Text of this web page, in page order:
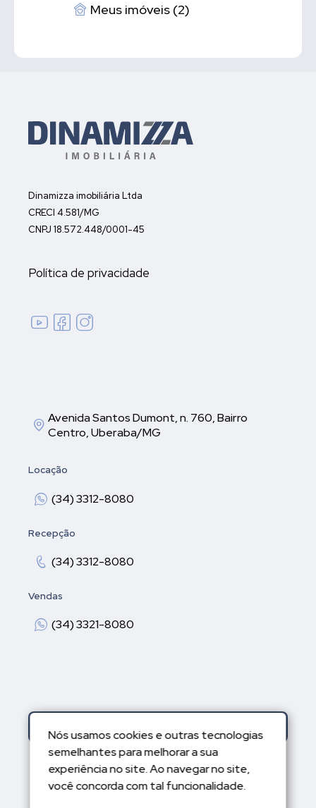
Meus imóveis (2)
Dinamizza imobiliária Ltda
CRECI 4.581/MG
CNPJ 18.572.448/0001-45
Política de privacidade
Avenida Santos Dumont, n. 760, Bairro
Centro, Uberaba/MG
Locação
(34) 3312-8080
Recepção
(34) 3312-8080
Vendas
(34) 3321-8080
Um projeto
Nós usamos cookies e outras tecnologias
semelhantes para melhorar a sua
experiência no site. Ao navegar no site,
você concorda com tal funcionalidade.